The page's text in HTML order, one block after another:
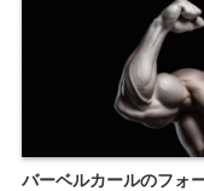
バーベルカールのフォ